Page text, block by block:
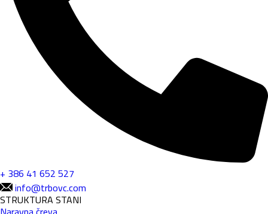
+ 386 41 652 527
info@trbovc.com
STRUKTURA STANI